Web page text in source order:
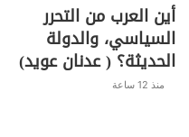
أين العرب من التحرر
السياسي، والدولة
الحديثة؟ ( عدنان عويد)
منذ 12 ساعة